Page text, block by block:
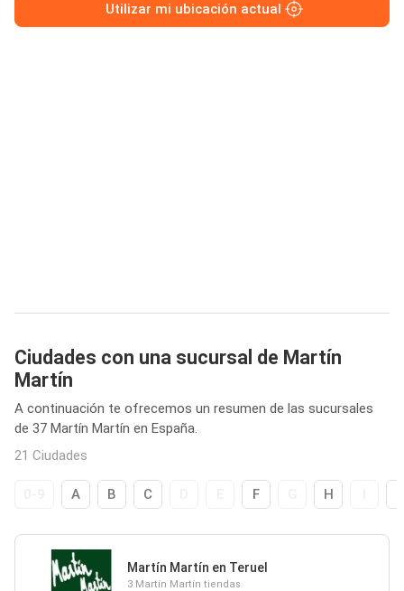
Utilizar mi ubicación actual
Ciudades con una sucursal de Martín
Martín
A continuación te ofrecemos un resumen de las sucursales
de 37 Martín Martín en España.
21 Ciudades
A B C F H
Martín Martín en Teruel
3 Martín Martín tiendas